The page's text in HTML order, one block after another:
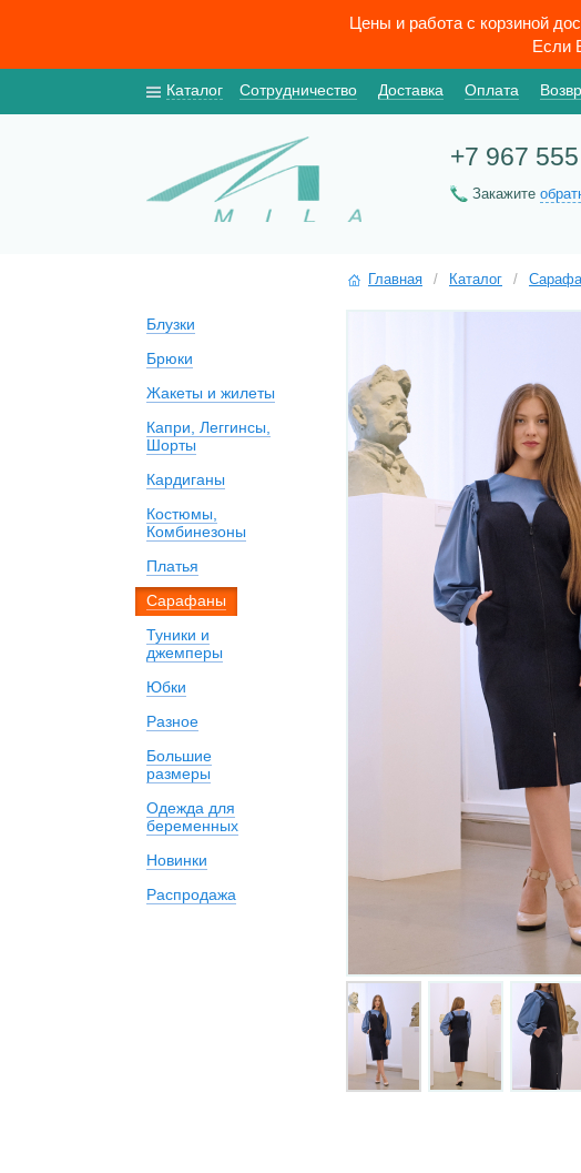
Цены и работа с корзиной
Если
Каталог Сотрудничество Доставка Оплата
+7 967
Закажите
Блузки
Брюки
Жакеты и жилеты
Капри, Леггинсы,
Шорты
Кардиганы
Костюмы,
Комбинезоны
Платья
Сарафаны
Туники и
джемперы
Юбки
Разное
Большие
размеры
Одежда для
беременных
Новинки
Распродажа
Главная / Каталог /